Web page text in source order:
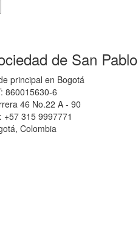
de San Pablo
principal en Bogotá
860015630-6
46 No.22 A - 90
+57 315 9997771
Colombia